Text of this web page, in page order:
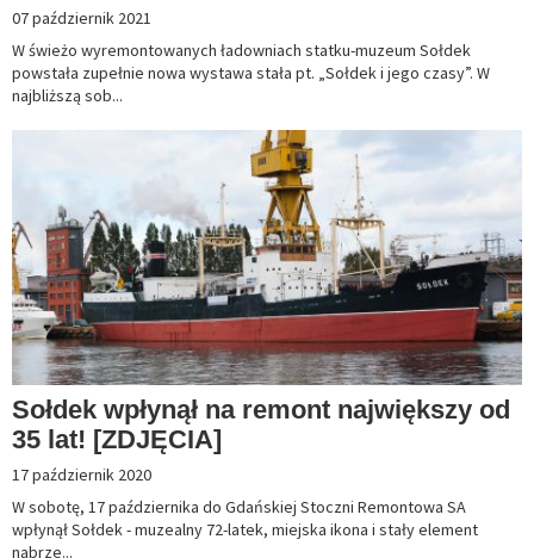
07 październik 2021
W świeżo wyremontowanych ładowniach statku-muzeum Sołdek
powstała zupełnie nowa wystawa stała pt. „Sołdek i jego czasy”. W
najbliższą sob...
Sołdek wpłynął na remont największy od
35 lat! [ZDJĘCIA]
17 październik 2020
W sobotę, 17 października do Gdańskiej Stoczni Remontowa SA
wpłynął Sołdek - muzealny 72-latek, miejska ikona i stały element
nabrze...